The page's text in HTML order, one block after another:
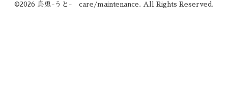
©2026 烏兎-うと- care/maintenance . All Rights Reserved.